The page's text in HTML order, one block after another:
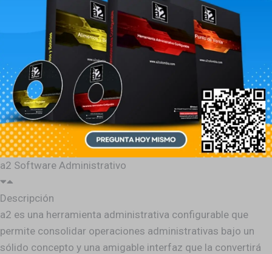
a2 Software Administrativo
Descripción
a2 es una herramienta administrativa configurable que
permite consolidar operaciones administrativas bajo un
sólido concepto y una amigable interfaz que la convertirá